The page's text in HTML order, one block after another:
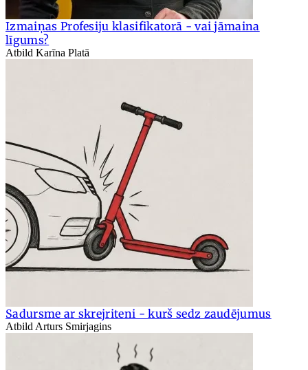
Izmaiņas Profesiju klasifikatorā - vai jāmaina
līgums?
Atbild Karīna Platā
Sadursme ar skrejriteni - kurš sedz zaudējumus
Atbild Arturs Smirjagins